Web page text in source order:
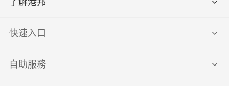
快速入口
自助服務